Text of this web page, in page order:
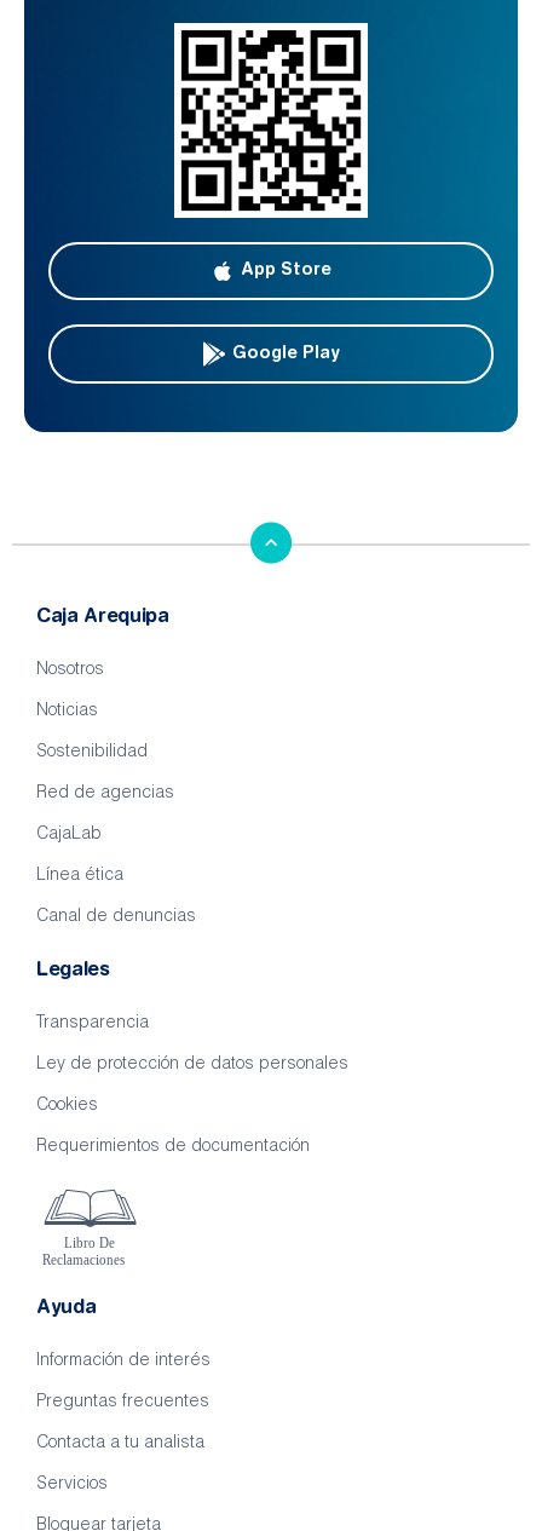
App Store
Google Play
Caja Arequipa
Nosotros
Noticias
Sostenibilidad
Red de agencias
CajaLab
Línea ética
Canal de denuncias
Legales
Transparencia
Ley de protección de datos personales
Cookies
Requerimientos de documentación
Ayuda
Información de interés
Preguntas frecuentes
Contacta a tu analista
Servicios
Bloquear tarjeta